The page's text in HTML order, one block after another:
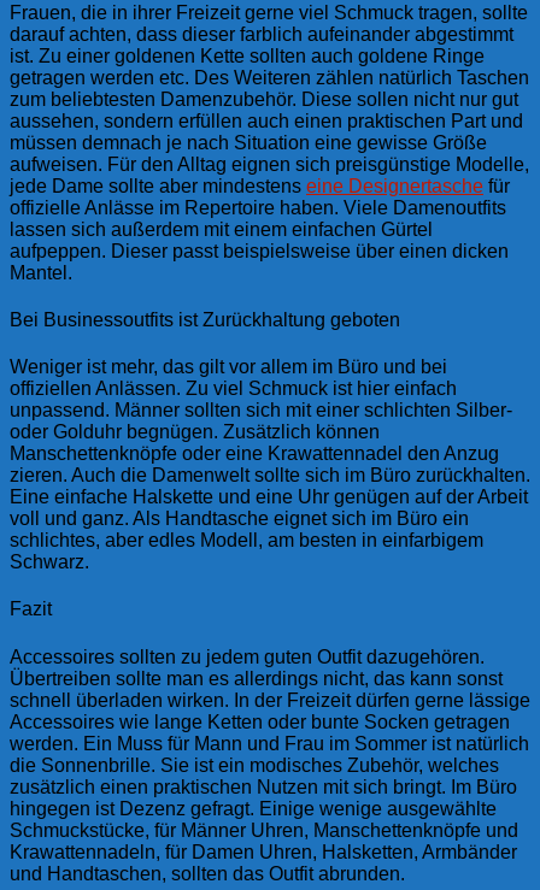
Frauen, die in ihrer Freizeit gerne viel Schmuck tragen, sollte
darauf achten, dass dieser farblich aufeinander abgestimmt
ist. Zu einer goldenen Kette sollten auch goldene Ringe
getragen werden etc. Des Weiteren zählen natürlich Taschen
zum beliebtesten Damenzubehör. Diese sollen nicht nur gut
aussehen, sondern erfüllen auch einen praktischen Part und
müssen demnach je nach Situation eine gewisse Größe
aufweisen. Für den Alltag eignen sich preisgünstige Modelle,
jede Dame sollte aber mindestens eine Designertasche für
offizielle Anlässe im Repertoire haben. Viele Damenoutfits
lassen sich außerdem mit einem einfachen Gürtel
aufpeppen. Dieser passt beispielsweise über einen dicken
Mantel.
Bei Businessoutfits ist Zurückhaltung geboten
Weniger ist mehr, das gilt vor allem im Büro und bei
offiziellen Anlässen. Zu viel Schmuck ist hier einfach
unpassend. Männer sollten sich mit einer schlichten Silber-
oder Golduhr begnügen. Zusätzlich können
Manschettenknöpfe oder eine Krawattennadel den Anzug
zieren. Auch die Damenwelt sollte sich im Büro zurückhalten.
Eine einfache Halskette und eine Uhr genügen auf der Arbeit
voll und ganz. Als Handtasche eignet sich im Büro ein
schlichtes, aber edles Modell, am besten in einfarbigem
Schwarz.
Fazit
Accessoires sollten zu jedem guten Outfit dazugehören.
Übertreiben sollte man es allerdings nicht, das kann sonst
schnell überladen wirken. In der Freizeit dürfen gerne lässige
Accessoires wie lange Ketten oder bunte Socken getragen
werden. Ein Muss für Mann und Frau im Sommer ist natürlich
die Sonnenbrille. Sie ist ein modisches Zubehör, welches
zusätzlich einen praktischen Nutzen mit sich bringt. Im Büro
hingegen ist Dezenz gefragt. Einige wenige ausgewählte
Schmuckstücke, für Männer Uhren, Manschettenknöpfe und
Krawattennadeln, für Damen Uhren, Halsketten, Armbänder
und Handtaschen, sollten das Outfit abrunden.